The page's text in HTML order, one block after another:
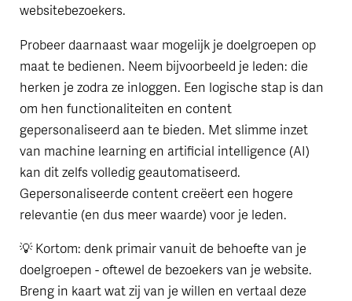
websitebezoekers.
Probeer daarnaast waar mogelijk je doelgroepen op
maat te bedienen. Neem bijvoorbeeld je leden: die
herken je zodra ze inloggen. Een logische stap is dan
om hen functionaliteiten en content
gepersonaliseerd aan te bieden. Met slimme inzet
van machine learning en artificial intelligence (AI)
kan dit zelfs volledig geautomatiseerd.
Gepersonaliseerde content creëert een hogere
relevantie (en dus meer waarde) voor je leden.
💡 Kortom: denk primair vanuit de behoefte van je
doelgroepen - oftewel de bezoekers van je website.
Breng in kaart wat zij van je willen en vertaal deze